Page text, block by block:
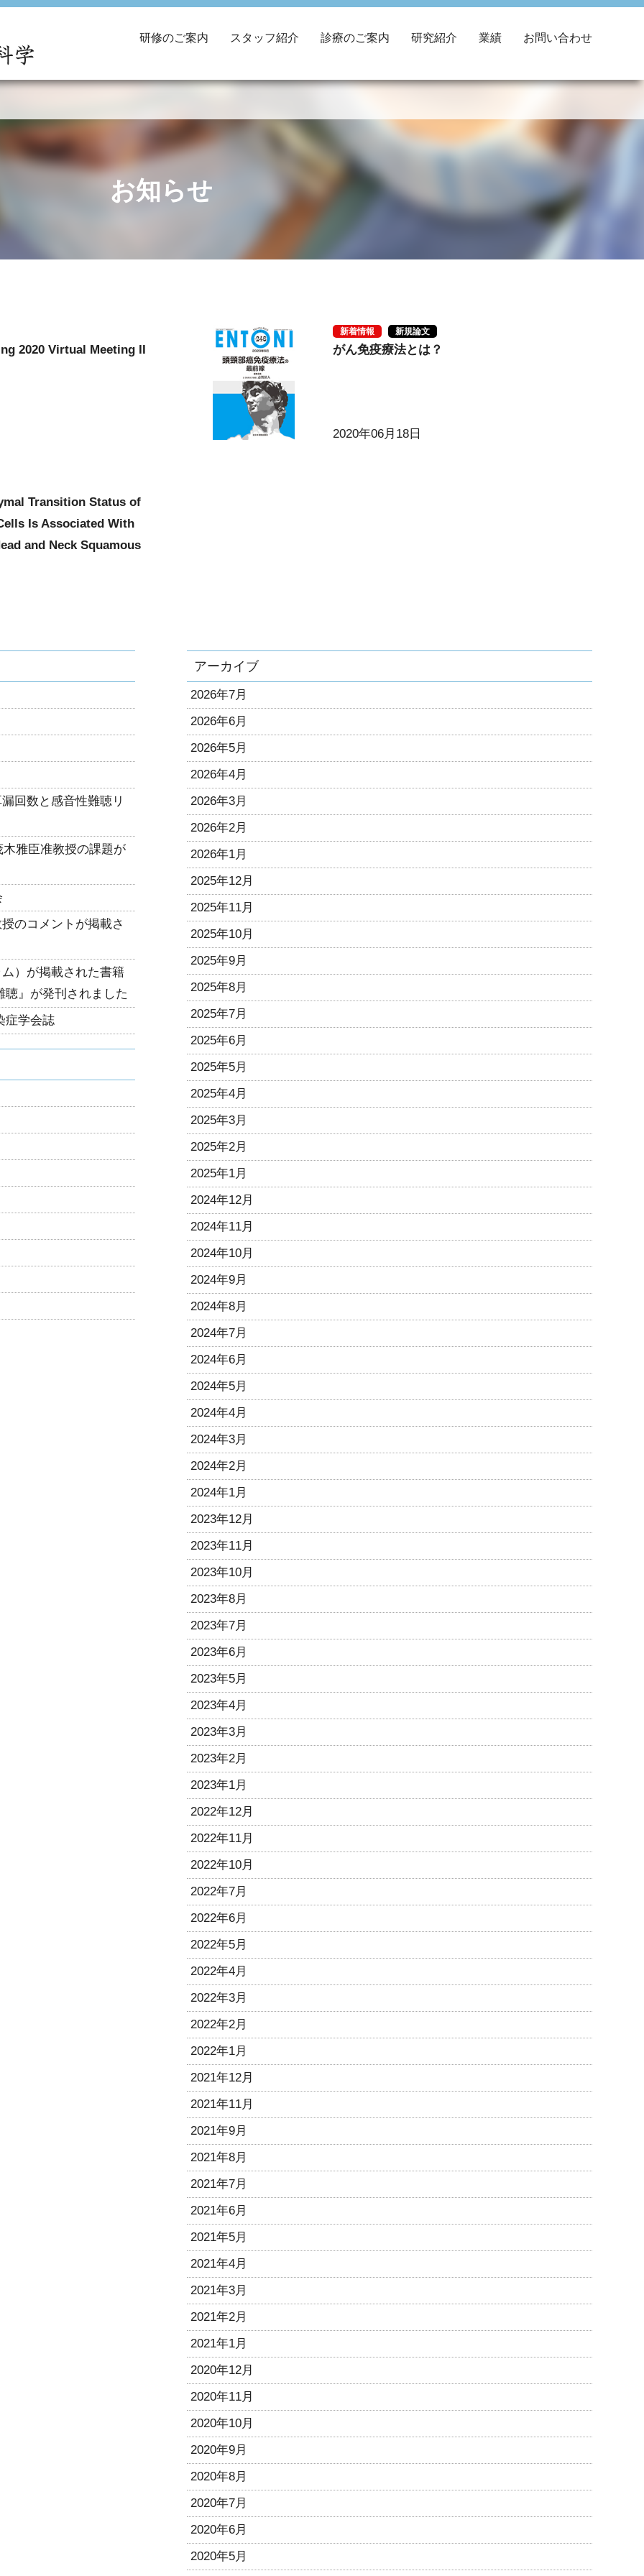
研修のご案内 スタッフ紹介 診療のご案内 研究紹介 業績 お問い合わせ
お知らせ
2020 Virtual Meeting II
新着情報 新規論文
がん免疫療法とは？
2020年06月18日
Transition Status of
Is Associated With
and Neck Squamous
回数と感音性難聴リ
雅臣准教授の課題が
のコメントが掲載さ
）が掲載された書籍
』が発刊されました
症学会誌
アーカイブ
2026年7月
2026年6月
2026年5月
2026年4月
2026年3月
2026年2月
2026年1月
2025年12月
2025年11月
2025年10月
2025年9月
2025年8月
2025年7月
2025年6月
2025年5月
2025年4月
2025年3月
2025年2月
2025年1月
2024年12月
2024年11月
2024年10月
2024年9月
2024年8月
2024年7月
2024年6月
2024年5月
2024年4月
2024年3月
2024年2月
2024年1月
2023年12月
2023年11月
2023年10月
2023年8月
2023年7月
2023年6月
2023年5月
2023年4月
2023年3月
2023年2月
2023年1月
2022年12月
2022年11月
2022年10月
2022年7月
2022年6月
2022年5月
2022年4月
2022年3月
2022年2月
2022年1月
2021年12月
2021年11月
2021年9月
2021年8月
2021年7月
2021年6月
2021年5月
2021年4月
2021年3月
2021年2月
2021年1月
2020年12月
2020年11月
2020年10月
2020年9月
2020年8月
2020年7月
2020年6月
2020年5月